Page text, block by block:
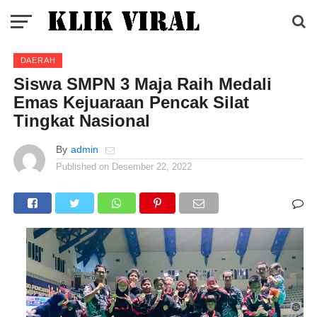
DAERAH
Siswa SMPN 3 Maja Raih Medali
Emas Kejuaraan Pencak Silat
Tingkat Nasional
By admin
Published on Desember 22, 2022